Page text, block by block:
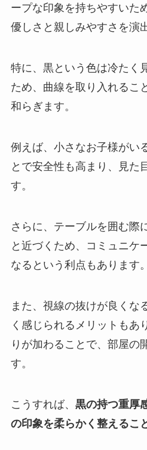
ープな印象を持ちやすいた
優しさと親しみやすさを演
特に、黒という色は冷たく
ため、曲線を取り入れるこ
和らぎます。
例えば、小さなお子様がい
とで安全性も高まり、見た
す。
さらに、テーブルを囲む際
と近づくため、コミュニケ
なるという利点もあります。
また、視線の抜けが良くな
く感じられるメリットもあ
りが加わることで、部屋の
す。
こうすれば、 黒の持つ重厚
の印象を柔らかく整えるこ